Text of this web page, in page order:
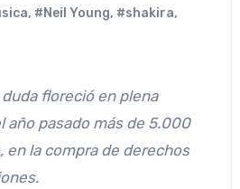
, #Neil Young, #shakira,
año pasado más de 5.000
en la compra de derechos